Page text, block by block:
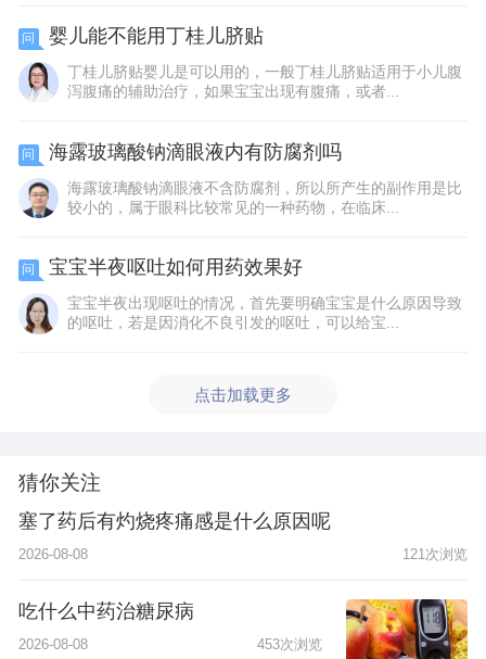
问 婴儿能不能用丁桂儿脐贴
丁桂儿脐贴婴儿是可以用的，一般丁桂儿脐贴适用于小儿腹
泻腹痛的辅助治疗，如果宝宝出现有腹痛，或者...
问 海露玻璃酸钠滴眼液内有防腐剂吗
海露玻璃酸钠滴眼液不含防腐剂，所以所产生的副作用是比
较小的，属于眼科比较常见的一种药物，在临床...
问 宝宝半夜呕吐如何用药效果好
宝宝半夜出现呕吐的情况，首先要明确宝宝是什么原因导致
的呕吐，若是因消化不良引发的呕吐，可以给宝...
点击加载更多
猜你关注
塞了药后有灼烧疼痛感是什么原因呢
2026-08-08 121次浏览
吃什么中药治糖尿病
2026-08-08 453次浏览